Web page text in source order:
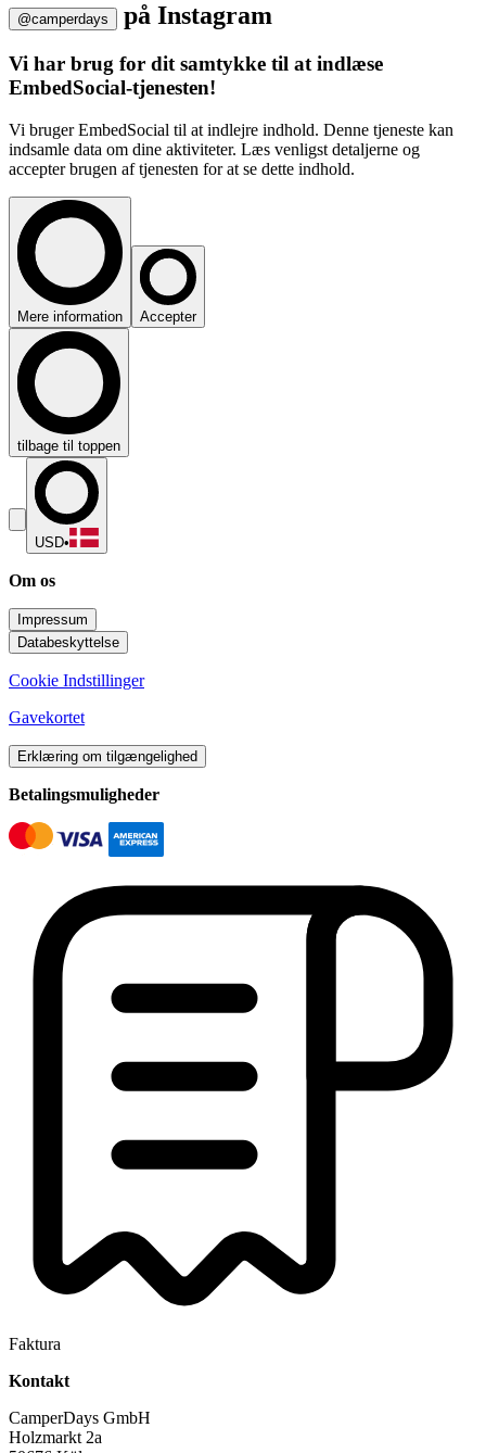
@camperdays på Instagram
Vi har brug for dit samtykke til at indlæse
EmbedSocial-tjenesten!
Vi bruger EmbedSocial til at indlejre indhold. Denne tjeneste kan
indsamle data om dine aktiviteter. Læs venligst detaljerne og
accepter brugen af tjenesten for at se dette indhold.
Mere information Accepter
tilbage til toppen
USD•
Om os
Impressum
Databeskyttelse
Cookie Indstillinger
Gavekortet
Erklæring om tilgængelighed
Betalingsmuligheder
Faktura
Kontakt
CamperDays GmbH
Holzmarkt 2a